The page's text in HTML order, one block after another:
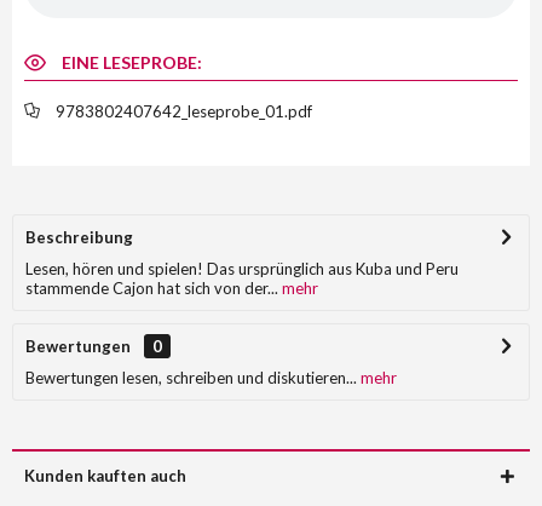
EINE LESEPROBE:
9783802407642_leseprobe_01.pdf
Beschreibung
Lesen, hören und spielen! Das ursprünglich aus Kuba und Peru
stammende Cajon hat sich von der... mehr
Bewertungen
0
Bewertungen lesen, schreiben und diskutieren... mehr
Kunden kauften auch